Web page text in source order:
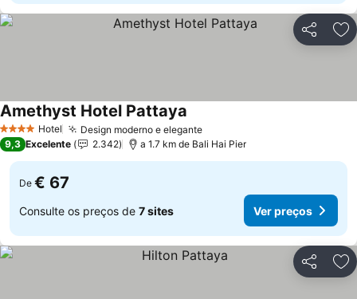
Partilhar
4 EstrelasHotel Design moderno e elegante
Amethyst Hotel Pattaya
9,3 Excelente 2.342 a 1.7 km de Bali Hai Pier
De € 67
Consulte os preços de 7 sites Ver preços
Partilhar